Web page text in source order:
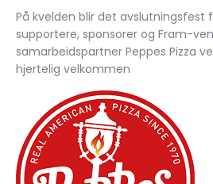
På kvelden blir det avslutningsfest
supportere, sponsorer og Fram-
samarbeidspartner Peppes Pizza
hjertelig velkommen